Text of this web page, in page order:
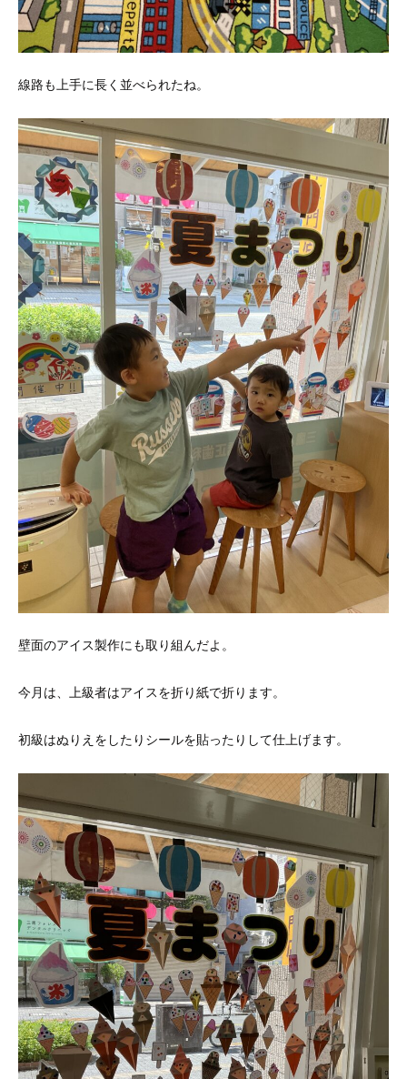
線路も上手に長く並べられたね。
壁面のアイス製作にも取り組んだよ。
今月は、上級者はアイスを折り紙で折ります。
初級はぬりえをしたりシールを貼ったりして仕上げます。